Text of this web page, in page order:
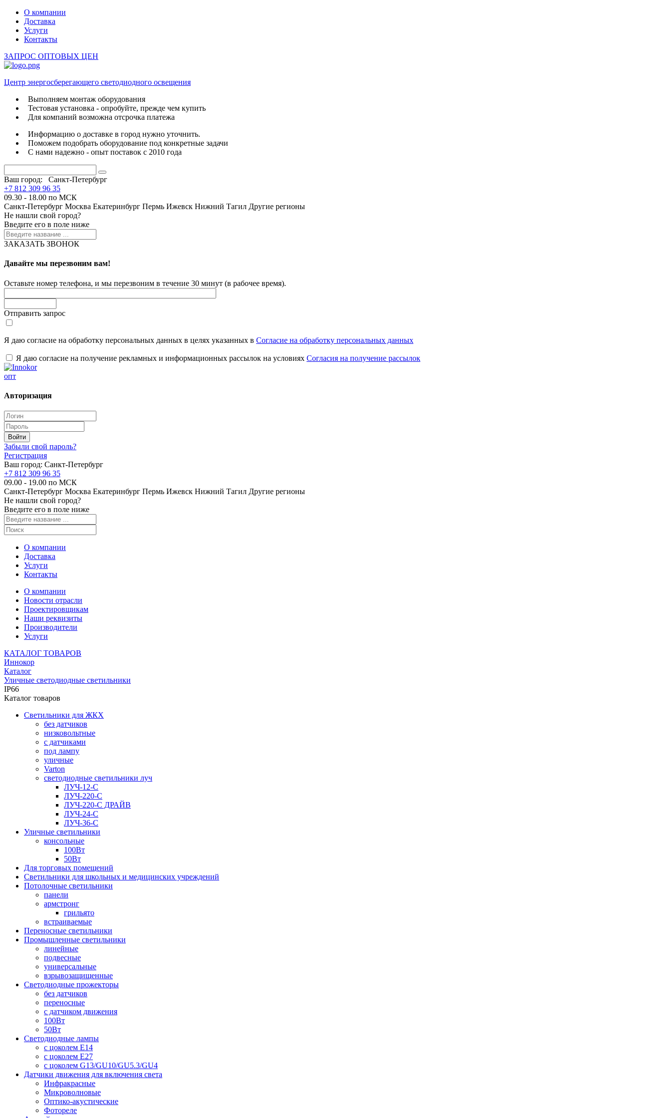
О компании
Доставка
Услуги
Контакты
ЗАПРОС ОПТОВЫХ ЦЕН
Центр энергосберегающего светодиодного освещения
Выполняем монтаж оборудования
Тестовая установка - опробуйте, прежде чем купить
Для компаний возможна отсрочка платежа
Информацию о доставке в город нужно уточнить.
Поможем подобрать оборудование под конкретные задачи
С нами надежно - опыт поставок с 2010 года
Ваш город:
Санкт-Петербург
+7 812 309 96 35
09.30 - 18.00 по МСК
Санкт-Петербург Москва Екатеринбург Пермь Ижевск Нижний Тагил Другие регионы
Не нашли свой город?
Введите его в поле ниже
ЗАКАЗАТЬ ЗВОНОК
Давайте мы перезвоним вам!
Оставьте номер телефона, и мы перезвоним в течение 30 минут (в рабочее время).
Отправить запрос
Я даю согласие на обработку персональных данных в целях указанных в Согласие на обработку персональных данных
Я даю согласие на получение рекламных и информационных рассылок на условиях Согласия на получение рассылок
опт
Авторизация
Забыли свой пароль?
Регистрация
Ваш город: Санкт-Петербург
+7 812 309 96 35
09.00 - 19.00 по МСК
Санкт-Петербург Москва Екатеринбург Пермь Ижевск Нижний Тагил Другие регионы
Не нашли свой город?
Введите его в поле ниже
О компании
Доставка
Услуги
Контакты
О компании
Новости отрасли
Проектировщикам
Наши реквизиты
Производители
Услуги
КАТАЛОГ ТОВАРОВ
Иннокор
Каталог
Уличные светодиодные светильники
IP66
Каталог товаров
Светильники для ЖКХ
без датчиков
низковольтные
с датчиками
под лампу
уличные
Varton
светодиодные светильники луч
ЛУЧ-12-С
ЛУЧ-220-С
ЛУЧ-220-С ДРАЙВ
ЛУЧ-24-С
ЛУЧ-36-С
Уличные светильники
консольные
100Вт
50Вт
Для торговых помещений
Светильники для школьных и медицинских учреждений
Потолочные светильники
панели
армстронг
грильято
встраиваемые
Переносные светильники
Промышленные светильники
линейные
подвесные
универсальные
взрывозащищенные
Светодиодные прожекторы
без датчиков
переносные
с датчиком движения
100Вт
50Вт
Светодиодные лампы
с цоколем E14
с цоколем E27
с цоколем G13/GU10/GU5.3/GU4
Датчики движения для включения света
Инфракрасные
Микроволновые
Оптико-акустические
Фотореле